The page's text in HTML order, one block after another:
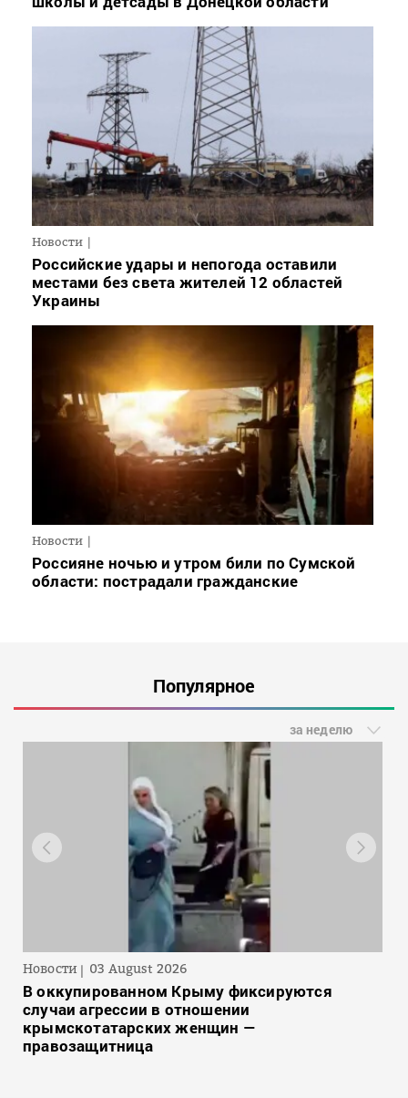
Новости
Российские удары и непогода оставили
местами без света жителей 12 областей
Украины
Новости
Россияне ночью и утром били по Сумской
области: пострадали гражданские
Популярное
за неделю
Новости 03 August 2026
В оккупированном Крыму фиксируются
случаи агрессии в отношении
крымскотатарских женщин —
правозащитница